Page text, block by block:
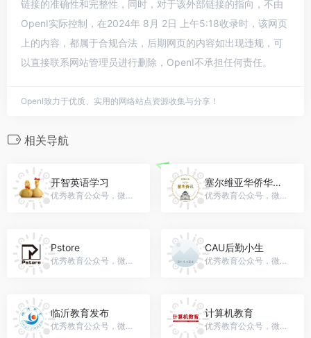
链接的准确性和完整性，同时，对于该外部链接的指向，不由
OpenI实际控制，在2024年 8月 2日 上午5:18收录时，该网页
上的内容，都属于合规合法，后期网页的内容如出现违规，可
以直接联系网站管理员进行删除，OpenI不承担任何责任。
OpenI致力于优质、实用的网络站点资源收集与分享！
相关导航
开智英语学习
优秀教育公众号，微信号：CXKZYYXX
塞尔维亚华侨华人资讯
优秀教育公众号，微信号：saihuanews
Pstore
优秀教育公众号，微信号：gh_b5d3fb18d715
CAU后勤小生
优秀教育公众号，微信号：cauhouqin201809
临沂教育发布
优秀教育公众号，微信号：lysjyjfb
计算机教育
优秀教育公众号，微信号：jsjjyzz